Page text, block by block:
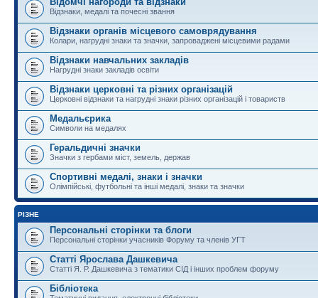
Відзнаки, медалі та почесні звання
Відзнаки органів місцевого самоврядування
Колари, нагрудні знаки та значки, запроваджені місцевими радами
Відзнаки навчальних закладів
Нагрудні знаки закладів освіти
Відзнаки церковні та різних організацій
Церковні відзнаки та нагрудні знаки різних організацій і товариств
Медальєрика
Символи на медалях
Геральдичні значки
Значки з гербами міст, земель, держав
Спортивні медалі, знаки і значки
Олімпійські, футбольні та інші медалі, знаки та значки
РІЗНЕ
Персональні сторінки та блоги
Персональні сторінки учасників Форуму та членів УГТ
Статті Ярослава Дашкевича
Статті Я. Р. Дашкевича з тематики СІД і інших проблем форуму
Бібліотека